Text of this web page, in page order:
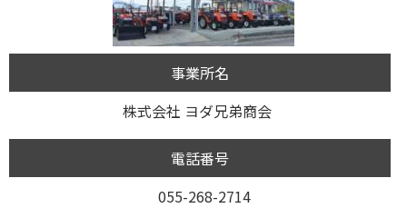
事業所名
株式会社 ヨダ兄弟商会
電話番号
055-268-2714